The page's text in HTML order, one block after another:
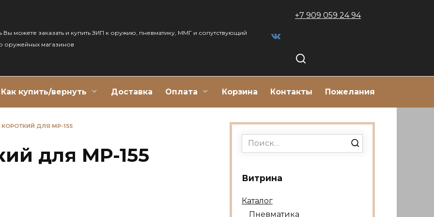
Вы можете заказать и купить ЗИП к оружию, пневматику, ММГ и сопутствующий
оружейных магазинов
+7 909 059 24 94
Как купить/вернуть Доставка Оплата Корзина Контакты Пожелания
ДЛЯ МР-155
для МР-155
Search
for:
Витрина
Каталог
Пневматика